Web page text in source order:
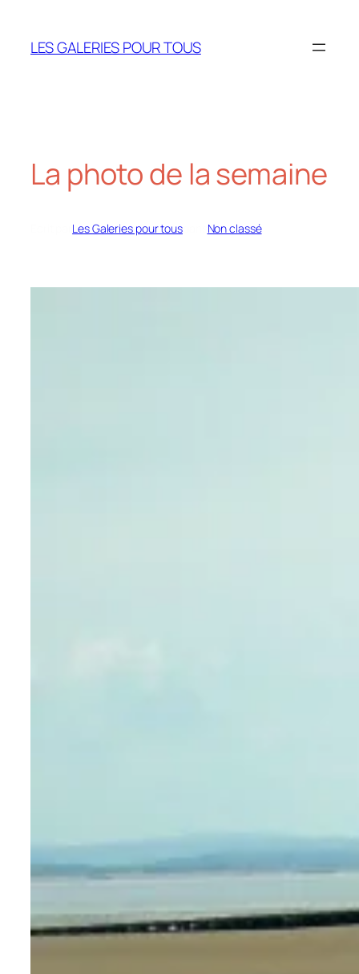
contenu
LES GALERIES POUR TOUS
La photo de la semaine
Les Galeries pour tousdans Non classé